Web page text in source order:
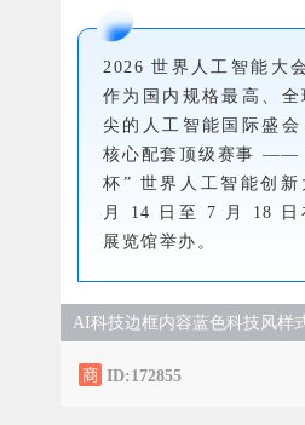
2026 世界人工智能大
作为国内规格最高、全
尖的人工智能国际盛会
核心配套顶级赛事 ——
杯” 世界人工智能创
月 14 日至 7 月 18 日
展览馆举办。
AI科技边框内容蓝色科技风样
ID:172855